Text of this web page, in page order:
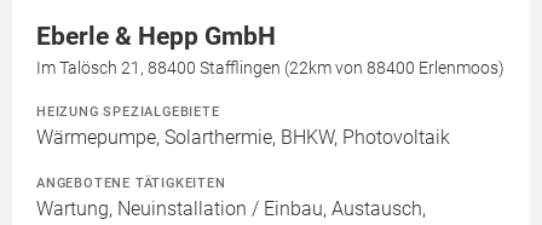
Eberle & Hepp GmbH
Im Talösch 21, 88400 Stafflingen (22km von 88400 Erlenmoos)
HEIZUNG SPEZIALGEBIETE
Wärmepumpe, Solarthermie, BHKW, Photovoltaik
ANGEBOTENE TÄTIGKEITEN
Wartung, Neuinstallation / Einbau, Austausch,